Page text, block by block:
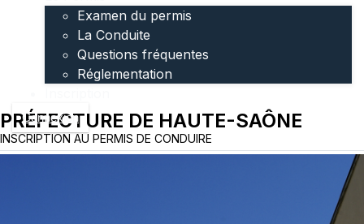
Examen du permis
La Conduite
Questions fréquentes
Réglementation
Connexion
PRÉFECTURE DE HAUTE-SAÔNE
INSCRIPTION AU PERMIS DE CONDUIRE